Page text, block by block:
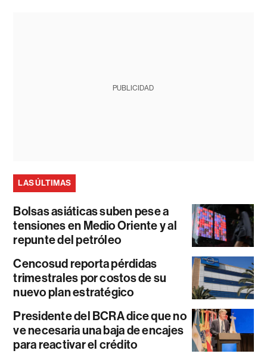
PUBLICIDAD
LAS ÚLTIMAS
Bolsas asiáticas suben pese a
tensiones en Medio Oriente y al
repunte del petróleo
Cencosud reporta pérdidas
trimestrales por costos de su
nuevo plan estratégico
Presidente del BCRA dice que no
ve necesaria una baja de encajes
para reactivar el crédito